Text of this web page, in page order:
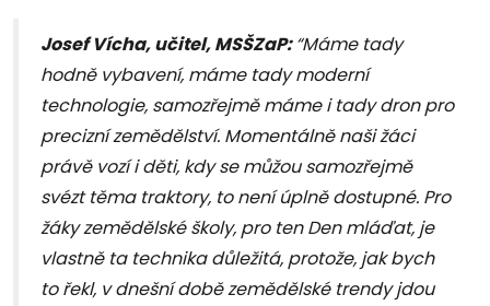
Josef Vícha, učitel, MSŠZaP:“Máme tady
hodně vybavení, máme tady moderní
technologie, samozřejmě máme i tady dron pro
precizní zemědělství. Momentálně naši žáci
právě vozí i děti, kdy se můžou samozřejmě
svézt těma traktory, to není úplně dostupné. Pro
žáky zemědělské školy, pro ten Den mláďat, je
vlastně ta technika důležitá, protože, jak bych
to řekl, v dnešní době zemědělské trendy jdou